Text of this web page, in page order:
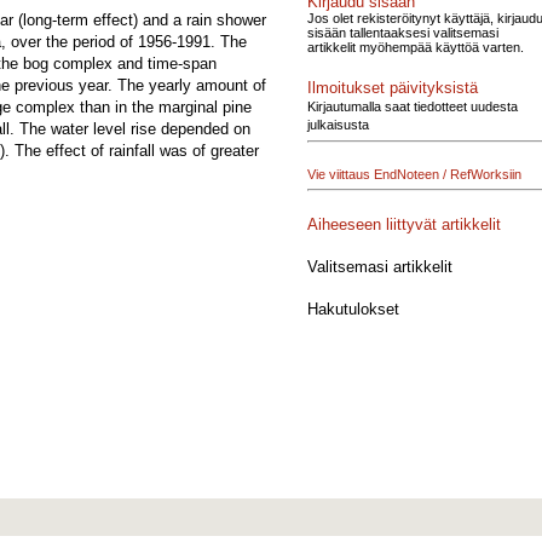
(long-term effect) and a rain shower
the period of 1956-1991. The
bog complex and time-span
previous year. The yearly amount of
complex than in the marginal pine
The water level rise depended on
The effect of rainfall was of greater
Jos olet rekisteröitynyt käyttäjä, kirjaudu
sisään tallentaaksesi valitsemasi
artikkelit myöhempää käyttöä varten.
Ilmoitukset päivityksistä
Kirjautumalla saat tiedotteet uudesta
julkaisusta
Vie viittaus EndNoteen / RefWorksiin
Aiheeseen liittyvät artikkelit
Valitsemasi artikkelit
Hakutulokset